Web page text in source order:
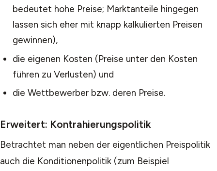
bedeutet hohe Preise; Marktanteile hingegen
lassen sich eher mit knapp kalkulierten Preisen
gewinnen),
die eigenen Kosten (Preise unter den Kosten
führen zu Verlusten) und
die Wettbewerber bzw. deren Preise.
Erweitert: Kontrahierungspolitik
Betrachtet man neben der eigentlichen Preispolitik
auch die Konditionenpolitik (zum Beispiel